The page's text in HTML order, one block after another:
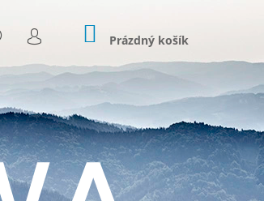
HLEDAT
PŘIHLÁŠENÍ
NÁKUPNÍ
KOŠÍK
Prázdný košík